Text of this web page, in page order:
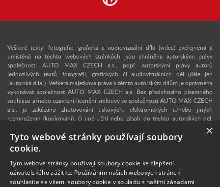
Veškeré texty, fotografie, grafická a audiovizuální díla (videa) zveřejněná a
umístěná na těchto webových stránkách jsou chráněna autorskými právy
společnosti AUTO MAX CZECH a.s., popř. autorskými právy autorů
jednotlivých textů, fotografií, grafických či audiovizuálních děl (dále jen
"autorská díla"). Veškerá majetková práva k těmto autorským dílům je oprávněna
vykonávat společnost AUTO MAX CZECH a.s. Bez předchozího písemného
souhlasu a/nebo uzavření licenční smlouvy se společností AUTO MAX CZECH
a.s., je zakázáno zhotovování tiskových, elektronických a/nebo jiných
rozmnoženin (kopírování), či jiné užití nebo zásah do těchto autorských děl.
Upozorňujeme, že v případě neoprávněného užití autorského díla se lze
domáhat dle § 40 zákona č. 121/2000 Sb., autorského zákona, vydání
dvojnásobku běžné licenční odměny, a v konkrétním případě se může jednat i o
trestný čin dle § 270 zákona č. 40/2009 Sb., trestního zákoníku. V případě
zájmu o užití některého z autorských děl zveřejněných na těchto webových
stránkách nás proto kontaktujte na e-mailové adrese:info@retro-auto.cz
Autorem textů a některých fotografií je Martin Kusý.
×
Tyto webové stránky používají soubory
cookie.
Tyto webové stránky používají soubory cookie ke zlepšení
uživatelského zážitku. Používáním našich webových stránek
souhlasíte se všemi soubory cookie v souladu s našimi zásadami